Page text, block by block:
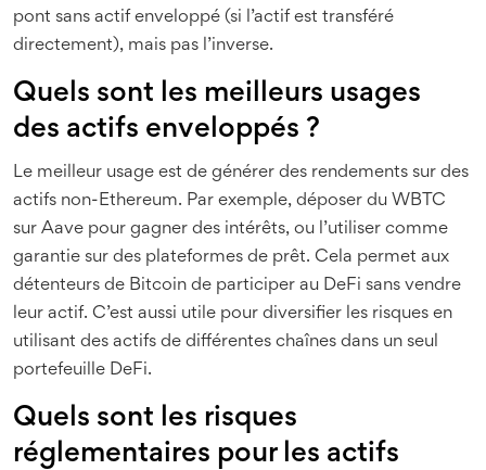
pont sans actif enveloppé (si l’actif est transféré
directement), mais pas l’inverse.
Quels sont les meilleurs usages
des actifs enveloppés ?
Le meilleur usage est de générer des rendements sur des
actifs non-Ethereum. Par exemple, déposer du WBTC
sur Aave pour gagner des intérêts, ou l’utiliser comme
garantie sur des plateformes de prêt. Cela permet aux
détenteurs de Bitcoin de participer au DeFi sans vendre
leur actif. C’est aussi utile pour diversifier les risques en
utilisant des actifs de différentes chaînes dans un seul
portefeuille DeFi.
Quels sont les risques
réglementaires pour les actifs